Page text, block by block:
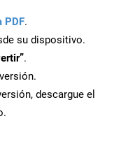
PDF.
su dispositivo.
.
descargue el